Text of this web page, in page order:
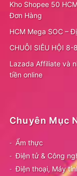
Kho Shopee 50
Đơn Hàng
HCM Mega SOC –
CHUỖI SIÊU HỘI 8-
Lazada Affiliate và
tiền online
Chuyên Mục
Ẩm thực
Điện tử & Công
Điện thoại, Máy